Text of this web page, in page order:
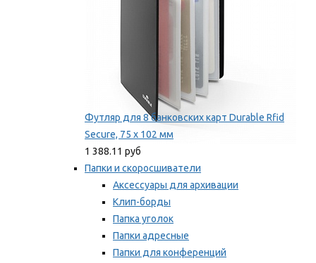
Футляр для 8 банковских карт Durable Rfid
Secure, 75 х 102 мм
1 388.11 руб
Папки и скоросшиватели
Аксессуары для архивации
Клип-борды
Папка уголок
Папки адресные
Папки для конференций